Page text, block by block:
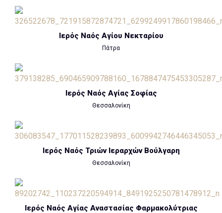
Ιερός Ναός Αγίου Νεκταρίου
Πάτρα
Ιερός Ναός Αγίας Σοφίας
Θεσσαλονίκη
Ιερός Ναός Τριών Ιεραρχών Βούλγαρη
Θεσσαλονίκη
Ιερός Ναός Αγίας Αναστασίας Φαρμακολύτριας